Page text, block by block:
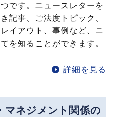
です。ニュースレターを
記事、ご法度トピック、
イアウト、事例など、ニ
を知ることができます。
詳細を見る
マネジメント関係の